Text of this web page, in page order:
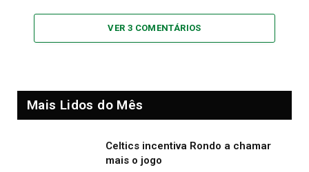
VER 3 COMENTÁRIOS
Mais Lidos do Mês
Celtics incentiva Rondo a chamar
mais o jogo